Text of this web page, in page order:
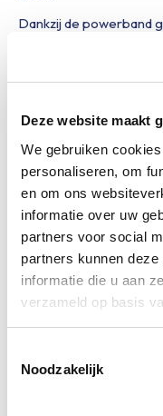
Deze website maakt
We gebruiken
personaliseren, om
en om ons
informatie over uw
partners voor social
partners kunnen
informatie die u aan
verzameld op basis
Noodzakelijk
Dankzij de powerband
op zijn plaats. De
Gerelateerde
LM
€